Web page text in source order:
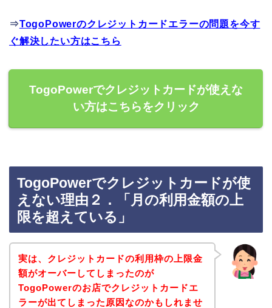
⇒TogoPowerのクレジットカードエラーの問題を今す
ぐ解決したい方はこちら
TogoPowerでクレジットカードが使えな
い方はこちらをクリック
TogoPowerでクレジットカードが使
えない理由２．「月の利用金額の上
限を超えている」
実は、クレジットカードの利用枠の上限金
額がオーバーしてしまったのが
TogoPowerのお店でクレジットカードエ
ラーが出てしまった原因なのかもしれませ